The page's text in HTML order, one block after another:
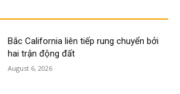
Bắc California liên tiếp rung chuyển bởi
hai trận động đất
August 6, 2026